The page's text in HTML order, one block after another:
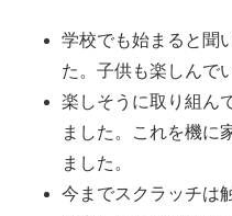
学校でも始まると聞
た。子供も楽しんで
楽しそうに取り組ん
ました。これを機に
ました。
今までスクラッチは